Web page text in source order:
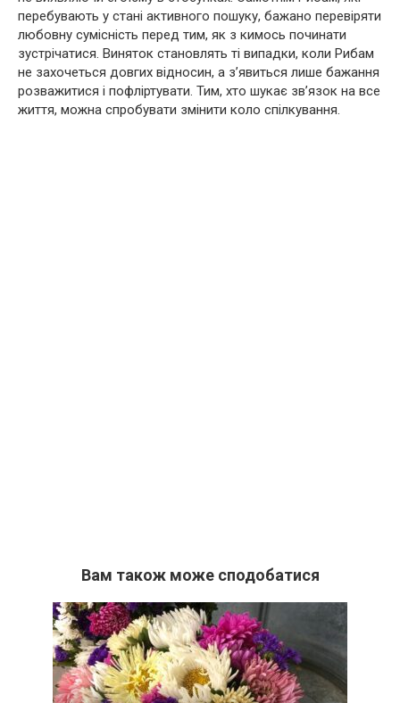
перебувають у стані активного пошуку, бажано перевіряти
любовну сумісність перед тим, як з кимось починати
зустрічатися. Виняток становлять ті випадки, коли Рибам
не захочеться довгих відносин, а з’явиться лише бажання
розважитися і пофліртувати. Тим, хто шукає зв’язок на все
життя, можна спробувати змінити коло спілкування.
Вам також може сподобатися